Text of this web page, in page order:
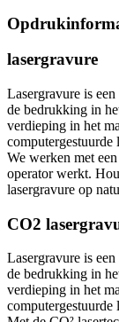
lasergravure
Lasergravure is
de bedrukking in
verdieping in het
computergestuurde
We werken met
operator werkt.
lasergravure op
CO2
Lasergravure is
de bedrukking in
verdieping in het
computergestuurde